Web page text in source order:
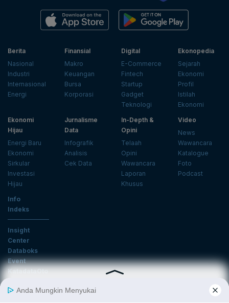
Berita
Nasional
Industri
Internasional
Energi
Finansial
Makro
Keuangan
Bursa
Korporasi
Digital
E-Commerce
Fintech
Startup
Gadget
Teknologi
Ekonopedia
Sejarah
Ekonomi
Profil
Istilah
Ekonomi
Ekonomi
Hijau
Energi Baru
Ekonomi
Sirkular
Investasi
Hijau
Jurnalisme
Data
Infografik
Analisis
Cek Data
In-Depth &
Opini
Telaah
Opini
Wawancara
Laporan
Khusus
Video
News
Wawancara
Katalogue
Foto
Podcast
Info
Indeks
Insight
Center
Databoks
Event
KatadataOto